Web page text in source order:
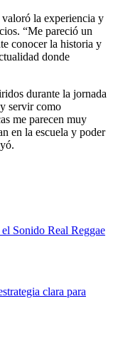
la experiencia y
“Me pareció un
conocer la historia y
donde
durante la jornada
servir como
me parecen muy
en la escuela y poder
Sonido Real Reggae
clara para